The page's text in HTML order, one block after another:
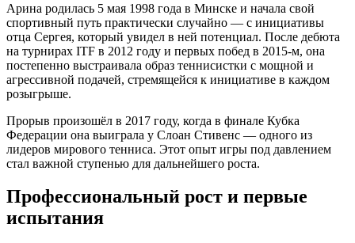
Арина родилась 5 мая 1998 года в Минске и начала свой
спортивный путь практически случайно — с инициативы
отца Сергея, который увидел в ней потенциал. После дебюта
на турнирах ITF в 2012 году и первых побед в 2015-м, она
постепенно выстраивала образ теннисистки с мощной и
агрессивной подачей, стремящейся к инициативе в каждом
розыгрыше.
Прорыв произошёл в 2017 году, когда в финале Кубка
Федерации она выиграла у Слоан Стивенс — одного из
лидеров мирового тенниса. Этот опыт игры под давлением
стал важной ступенью для дальнейшего роста.
Профессиональный рост и первые
испытания